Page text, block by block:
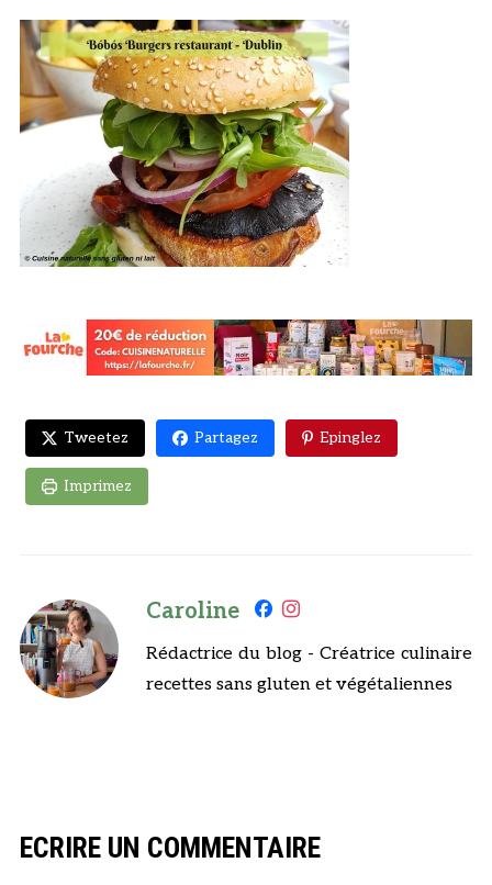
Tweetez Partagez Epinglez
Imprimez
Caroline
Rédactrice du blog - Créatrice culinaire
recettes sans gluten et végétaliennes
ECRIRE UN COMMENTAIRE